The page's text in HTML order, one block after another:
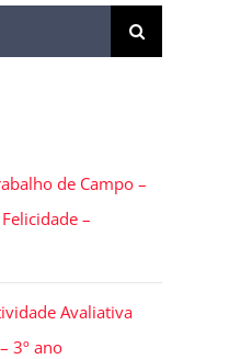
de Campo –
–
Avaliativa
3º ano